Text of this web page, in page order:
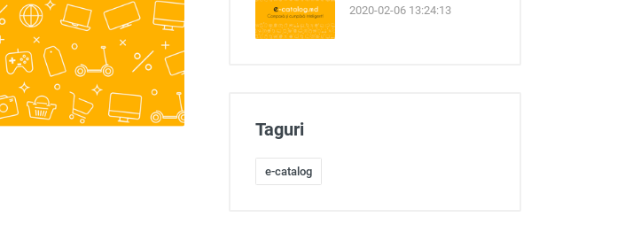
2020-02-06 13:24:13
Taguri
e-catalog